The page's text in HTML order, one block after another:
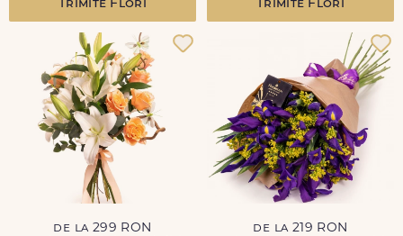
Trimite Flori Trimite Flori
de la 299 RON
de la 219 RON